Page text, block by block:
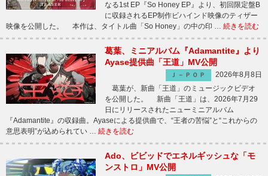
なる1st EP『So Honey EP』より、初回限定盤B
に収録されるEP制作ビハインド映像のティザー
映像を公開した。 本作は、タイトル曲「So Honey」の中の印 … 続きを読む
葛葉、ミニアルバム『Adamantite』より
Ayase提供曲「王道」MV公開
Ｊ－ＰＯＰ
2026年8月8日
葛葉が、新曲「王道」のミュージックビデオ
を公開した。 新曲「王道」は、2026年7月29
日にリリースされたニューミニアルバム
『Adamantite』の収録曲。Ayaseによる提供曲で、“王者の苦悩”と“これからの
意思表明”が込められてい … 続きを読む
Ado、ビビッドでエネルギッシュな「モ
ンストロ」MV公開